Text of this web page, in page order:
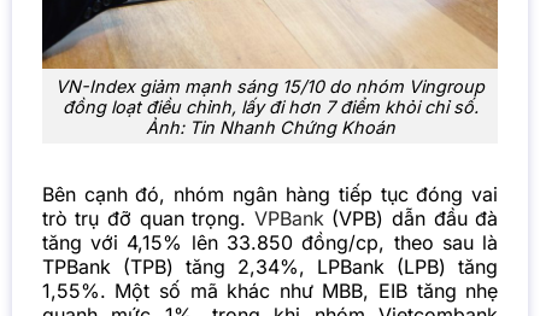
VN-Index giảm mạnh sáng 15/10 do nhóm Vingroup
đồng loạt điều chỉnh, lấy đi hơn 7 điểm khỏi chỉ số.
Ảnh: Tin Nhanh Chứng Khoán
Bên cạnh đó, nhóm ngân hàng tiếp tục đóng vai
trò trụ đỡ quan trọng. VPBank (VPB) dẫn đầu đà
tăng với 4,15% lên 33.850 đồng/cp, theo sau là
TPBank (TPB) tăng 2,34%, LPBank (LPB) tăng
1,55%. Một số mã khác như MBB, EIB tăng nhẹ